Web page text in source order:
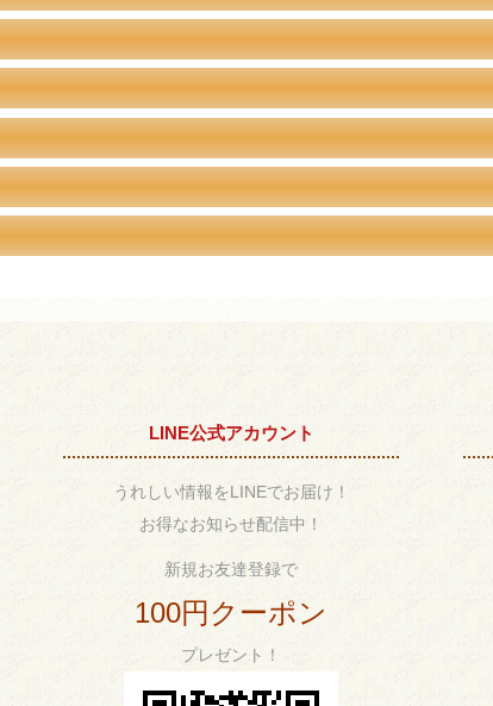
LINE公式アカウント
うれしい情報をLINEでお届け！
お得なお知らせ配信中！
新規お友達登録で
100円クーポン
プレゼント！